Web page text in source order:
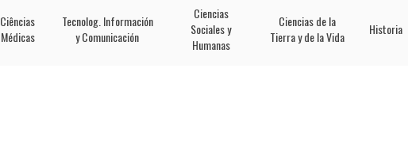
Ciências
Médicas
Tecnolog. Información
y Comunicación
Ciencias
Sociales y
Humanas
Ciencias de la
Tierra y de la Vida
Historia